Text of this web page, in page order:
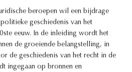
beroepen wil een bijdrage
geschiedenis van het
eeuw. In de inleiding wordt het
de groeiende belangstelling, in
de geschiedenis van het recht in de
ingegaan op bronnen en